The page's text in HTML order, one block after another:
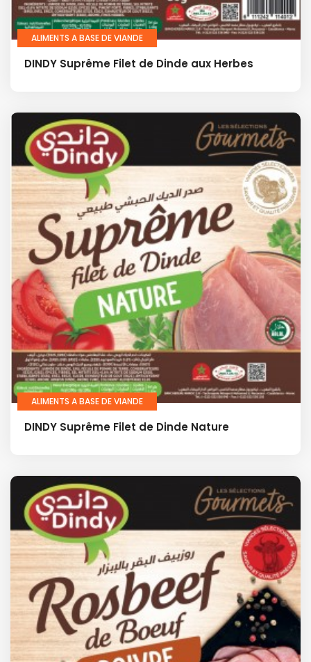
ALIMENTS A BASE DE VIANDE
DINDY Suprême Filet de Dinde aux Herbes
ALIMENTS A BASE DE VIANDE
DINDY Suprême Filet de Dinde Nature